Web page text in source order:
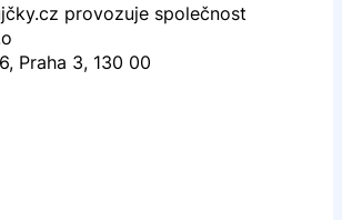
provozuje společnost
Praha 3, 130 00